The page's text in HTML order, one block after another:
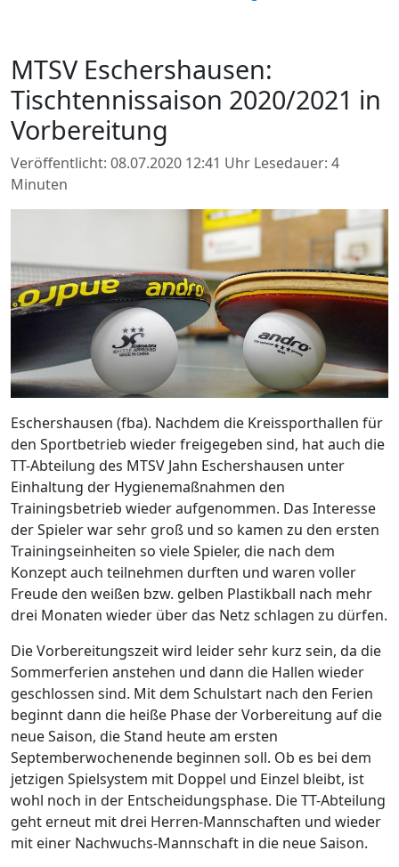
MTSV Eschershausen:
Tischtennissaison 2020/2021 in
Vorbereitung
Veröffentlicht: 08.07.2020 12:41 Uhr Lesedauer: 4
Minuten
Eschershausen (fba). Nachdem die Kreissporthallen für
den Sportbetrieb wieder freigegeben sind, hat auch die
TT-Abteilung des MTSV Jahn Eschershausen unter
Einhaltung der Hygienemaßnahmen den
Trainingsbetrieb wieder aufgenommen. Das Interesse
der Spieler war sehr groß und so kamen zu den ersten
Trainingseinheiten so viele Spieler, die nach dem
Konzept auch teilnehmen durften und waren voller
Freude den weißen bzw. gelben Plastikball nach mehr
drei Monaten wieder über das Netz schlagen zu dürfen.
Die Vorbereitungszeit wird leider sehr kurz sein, da die
Sommerferien anstehen und dann die Hallen wieder
geschlossen sind. Mit dem Schulstart nach den Ferien
beginnt dann die heiße Phase der Vorbereitung auf die
neue Saison, die Stand heute am ersten
Septemberwochenende beginnen soll. Ob es bei dem
jetzigen Spielsystem mit Doppel und Einzel bleibt, ist
wohl noch in der Entscheidungsphase. Die TT-Abteilung
geht erneut mit drei Herren-Mannschaften und wieder
mit einer Nachwuchs-Mannschaft in die neue Saison.